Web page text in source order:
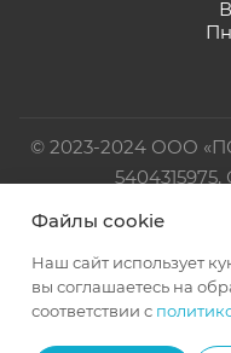
© 2023-2024 ООО
Официальный
Файлы cookie
Наш сайт использует
вы соглашаетесь на
соответствии с